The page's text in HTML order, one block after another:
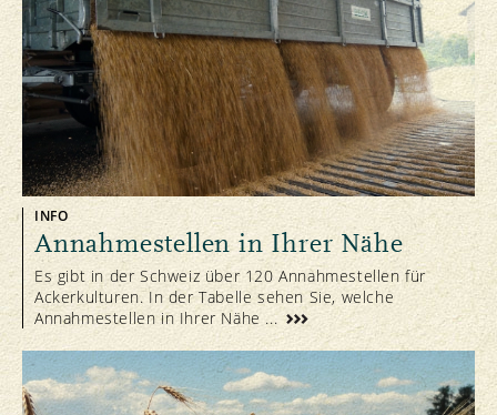
INFO
Annahmestellen in Ihrer Nähe
Es gibt in der Schweiz über 120 Annahmestellen für
Ackerkulturen. In der Tabelle sehen Sie, welche
Annahmestellen in Ihrer Nähe ...